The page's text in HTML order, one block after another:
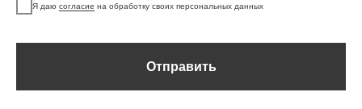
Я даю согласие на обработку своих персональных данных
Отправить